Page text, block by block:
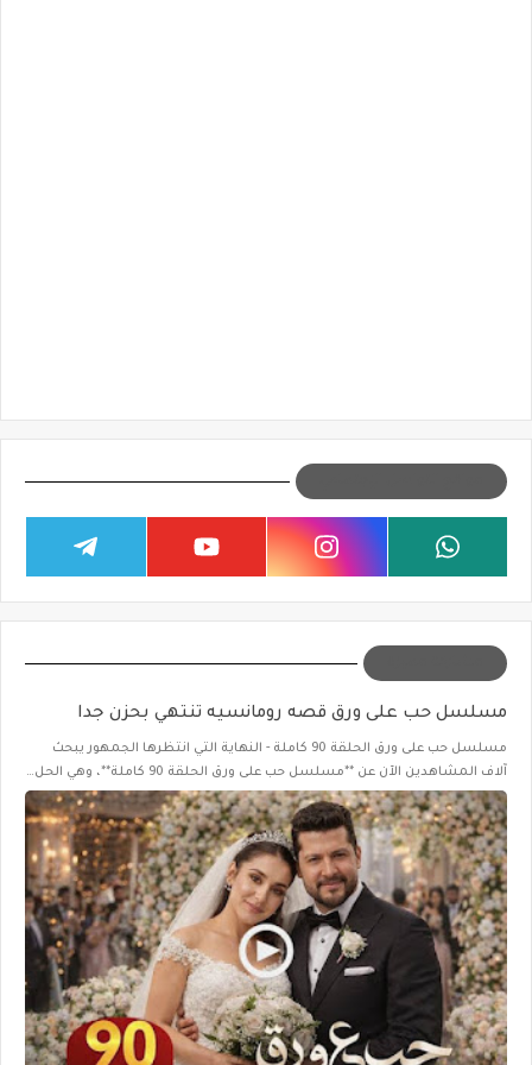
مسلسل حب على ورق قصه رومانسيه تنتهي بحزن جدا
مسلسل حب على ورق الحلقة 90 كاملة - النهاية التي انتظرها الجمهور يبحث
آلاف المشاهدين الآن عن **مسلسل حب على ورق الحلقة 90 كاملة**، وهي الحل…